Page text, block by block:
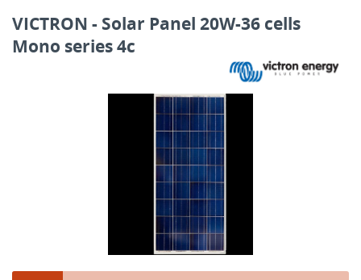
VICTRON - Solar Panel 20W-36 cells
Mono series 4c